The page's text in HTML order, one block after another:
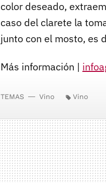
color deseado,
caso del clarete la
junto con el mosto, es
Más información |
TEMAS Vino Vino